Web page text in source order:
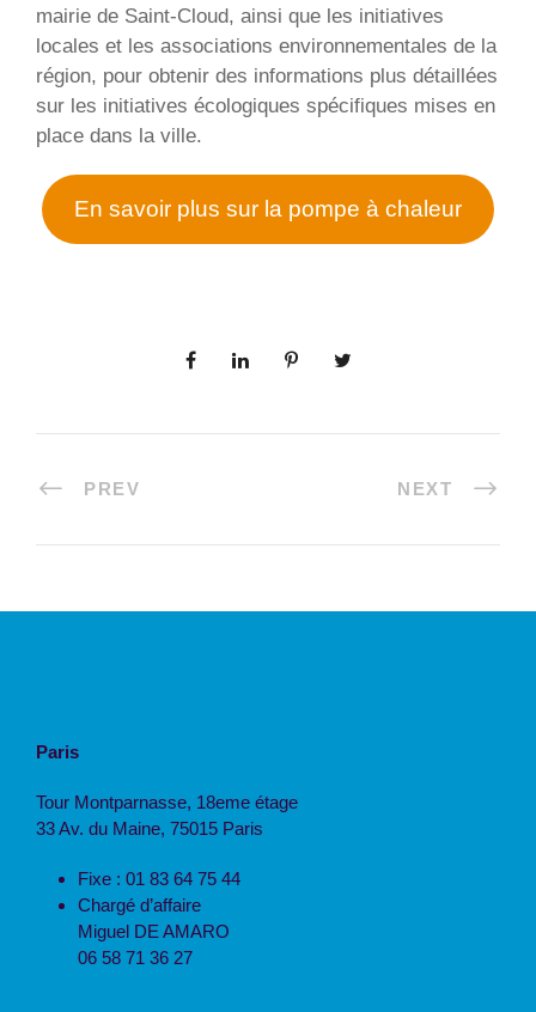
mairie de Saint-Cloud, ainsi que les initiatives
locales et les associations environnementales de la
région, pour obtenir des informations plus détaillées
sur les initiatives écologiques spécifiques mises en
place dans la ville.
En savoir plus sur la pompe à chaleur
PREV NEXT
Paris
Tour Montparnasse, 18eme étage
33 Av. du Maine, 75015 Paris
Fixe : 01 83 64 75 44
Chargé d’affaire
Miguel DE AMARO
06 58 71 36 27